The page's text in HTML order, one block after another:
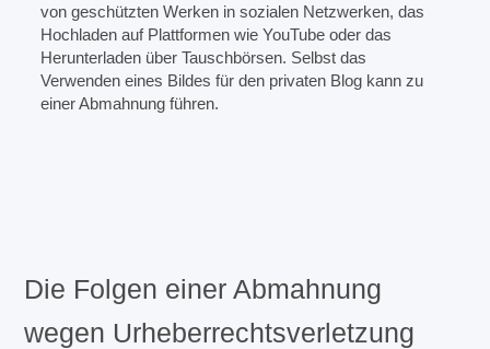
von geschützten Werken in sozialen Netzwerken, das
Hochladen auf Plattformen wie YouTube oder das
Herunterladen über Tauschbörsen. Selbst das
Verwenden eines Bildes für den privaten Blog kann zu
einer Abmahnung führen.
Die Folgen einer Abmahnung
wegen Urheberrechtsverletzung